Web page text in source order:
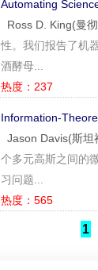
Automating
Ross D. King(曼
性。我们报告了机
酒酵母...
热度：237
Information-
Jason Davis(斯坦
个多元高斯之间的
习问题...
热度：565
1